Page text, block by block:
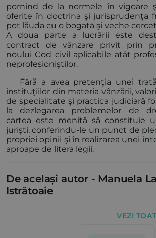
pornind de la normele în vigoare
oferite în doctrina şi jurisprudenţa
pot lăuda cu o bogată şi veche
A doua parte a lucrării este
contract de vânzare privit prin
noului Cod civil aplicabile atât
neprofesioniştilor.
Fără a avea pretenţia unei
instituţiilor din materia vânzării,
de specialitate şi practica judiciară
la dezlegarea problemelor de
cartea este menită să constituie
jurişti, conferindu-le un punct de
propriei opinii şi în realizarea unei
aproape de litera legii.
De același autor - Manuela
Istrătoaie
VEZI